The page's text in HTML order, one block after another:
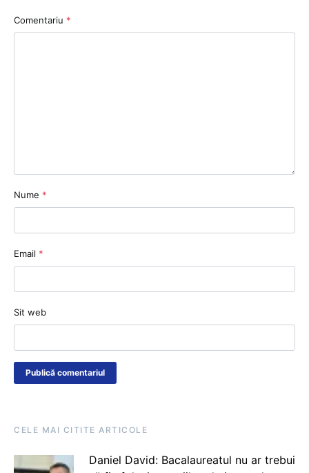
Comentariu *
Nume *
Email *
Sit web
CELE MAI CITITE ARTICOLE
Daniel David: Bacalaureatul nu ar trebui